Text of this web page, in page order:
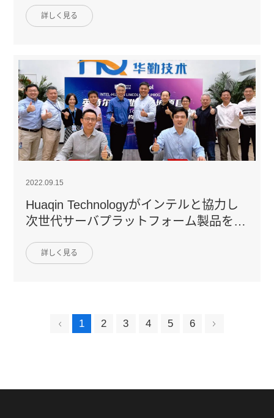
詳しく見る
2022.09.15
Huaqin Technologyがインテルと協力し
次世代サーバプラットフォーム製品を共
詳しく見る
1 2 3 4 5 6